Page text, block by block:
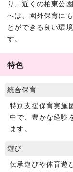
り、近くの柏東公
へは、園外保育に
とができる良い環
す。
特色
統合保育
特別支援保育実施
中で、豊かな経験
ます。
遊び
伝承遊びや体育遊